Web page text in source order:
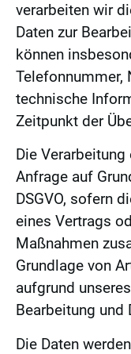
verarbeiten wir
Daten zur
können
Telefonnummer,
technische
Zeitpunkt der
Die
Anfrage auf
DSGVO, sofern
eines Vertrags
Maßnahmen
Grundlage von
aufgrund
Bearbeitung und
Die Daten